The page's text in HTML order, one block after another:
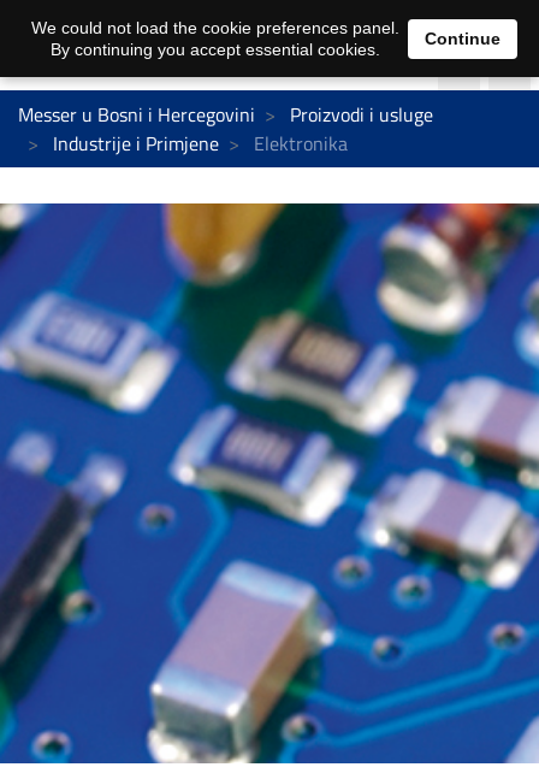
Messer u Bosni i Hercegovini
Proizvodi i usluge
Industrije i Primjene
Elektronika
We could not load the cookie preferences panel.
By continuing you accept essential cookies.
Continue